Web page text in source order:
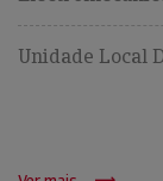
Unidade Local